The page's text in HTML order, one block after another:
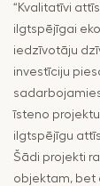
“Kvalitatīvi
ilgtspējīgai
iedzīvotāju
investīciju
īsteno
ilgtspējīgu
Šādi projekti
objektam, bet